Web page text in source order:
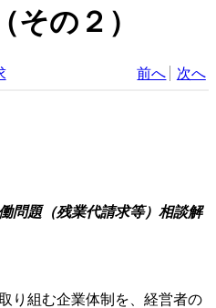
その２）
前へ 次へ
問題（残業代請求等）相談解
り組む企業体制を、経営者の